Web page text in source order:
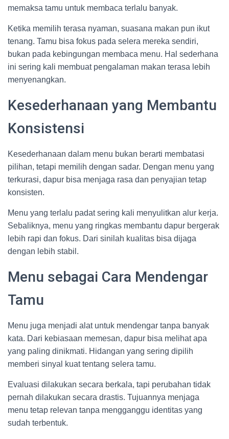
memaksa tamu untuk membaca terlalu banyak.
Ketika memilih terasa nyaman, suasana makan pun ikut
tenang. Tamu bisa fokus pada selera mereka sendiri,
bukan pada kebingungan membaca menu. Hal sederhana
ini sering kali membuat pengalaman makan terasa lebih
menyenangkan.
Kesederhanaan yang Membantu
Konsistensi
Kesederhanaan dalam menu bukan berarti membatasi
pilihan, tetapi memilih dengan sadar. Dengan menu yang
terkurasi, dapur bisa menjaga rasa dan penyajian tetap
konsisten.
Menu yang terlalu padat sering kali menyulitkan alur kerja.
Sebaliknya, menu yang ringkas membantu dapur bergerak
lebih rapi dan fokus. Dari sinilah kualitas bisa dijaga
dengan lebih stabil.
Menu sebagai Cara Mendengar
Tamu
Menu juga menjadi alat untuk mendengar tanpa banyak
kata. Dari kebiasaan memesan, dapur bisa melihat apa
yang paling dinikmati. Hidangan yang sering dipilih
memberi sinyal kuat tentang selera tamu.
Evaluasi dilakukan secara berkala, tapi perubahan tidak
pernah dilakukan secara drastis. Tujuannya menjaga
menu tetap relevan tanpa mengganggu identitas yang
sudah terbentuk.